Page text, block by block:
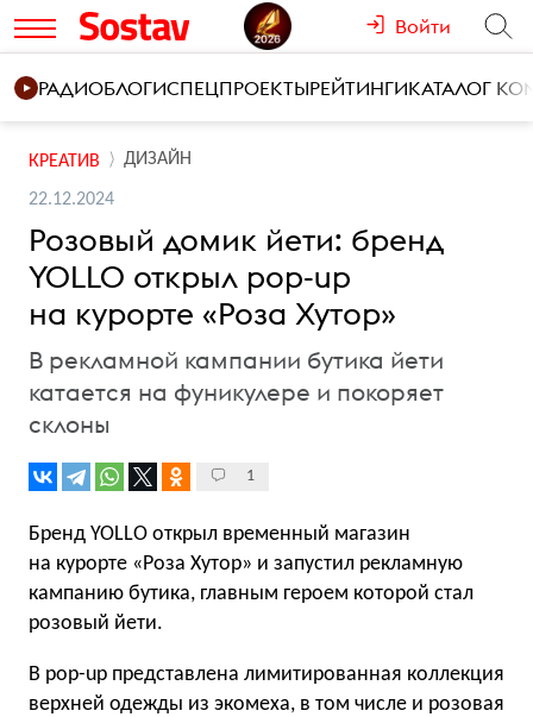
Войти
РАДИОБЛОГИСПЕЦПРОЕКТЫРЕЙТИНГИКАТАЛОГ
КРЕАТИВ ДИЗАЙН
22.12.2024
Розовый домик йети: бренд
YOLLO открыл pop-up
на курорте «Роза Хутор»
В рекламной кампании бутика йети
катается на фуникулере и покоряет
склоны
1
Бренд YOLLO открыл временный магазин
на курорте «Роза Хутор» и запустил рекламную
кампанию бутика, главным героем которой стал
розовый йети.
В pop-up представлена лимитированная коллекция
верхней одежды из экомеха, в том числе и розовая